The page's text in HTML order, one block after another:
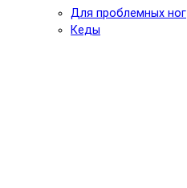
Для проблемных ног
Кеды